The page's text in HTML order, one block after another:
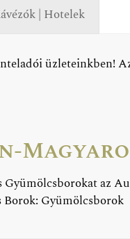
| Hotelek
üzleteinkben!
Gyümölcsborokat az
Borok: Gyümölcsborok